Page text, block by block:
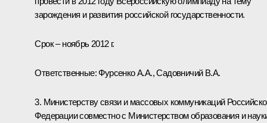
зарождения и развития российской государственности.
Срок – ноябрь 2012 г.
Ответственные: Фурсенко А.А., Садовничий В.А.
3. Министерству связи и массовых коммуникаций
Федерации совместно с Министерством образования и